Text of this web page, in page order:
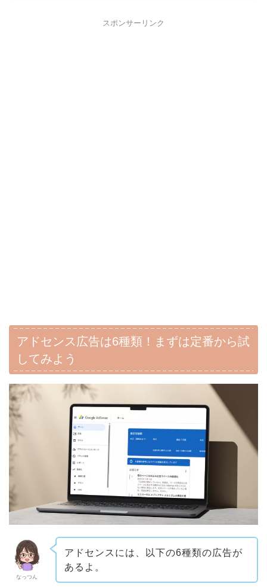
スポンサーリンク
アドセンス広告は6種類！まずは定番から試
してみよう
なっつん
アドセンスには、以下の6種類の広告が
あるよ。